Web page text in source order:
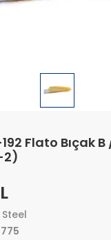
Flato Bıçak B
2)